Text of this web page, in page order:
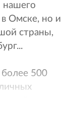
нашего
в Омске, но и
страны,
500
мы
-